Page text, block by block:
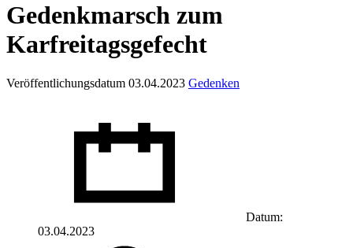
Gedenkmarsch zum
Karfreitagsgefecht
Veröffentlichungsdatum 03.04.2023 Gedenken
Datum:
03.04.2023